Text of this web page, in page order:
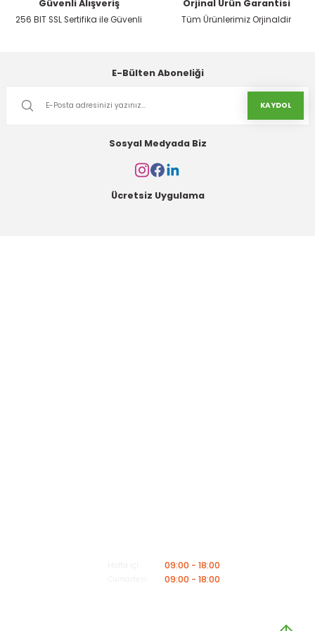
Sepete Ekle
Dynamo Tilki Kuyruğu | Dayanıklı ve Ergonomik El Testeresi
Sepete Ekle
Güvenli Alışveriş
256 BIT SSL Sertifika ile Güvenli
Orjinal Ürün Garantisi
Tüm Ürünlerimiz Orjinaldir
E-Bülten Aboneliği
KAYDOL
Sosyal Medyada Biz
Ücretsiz Uygulama
09:00 - 18:00
09:00 - 18:00